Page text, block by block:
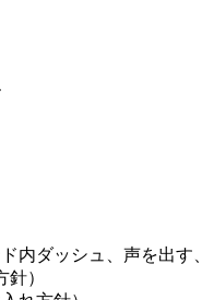
内ダッシュ、声を出
）